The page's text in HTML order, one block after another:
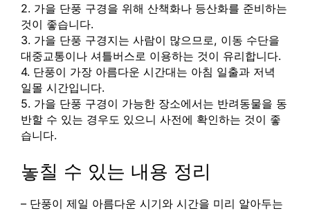
2. 가을 단풍 구경을 위해 산책화나 등산화를 준비하는
것이 좋습니다.
3. 가을 단풍 구경지는 사람이 많으므로, 이동 수단을
대중교통이나 셔틀버스로 이용하는 것이 유리합니다.
4. 단풍이 가장 아름다운 시간대는 아침 일출과 저녁
일몰 시간입니다.
5. 가을 단풍 구경이 가능한 장소에서는 반려동물을 동
반할 수 있는 경우도 있으니 사전에 확인하는 것이 좋
습니다.
놓칠 수 있는 내용 정리
– 단풍이 제일 아름다운 시기와 시간을 미리 알아두는